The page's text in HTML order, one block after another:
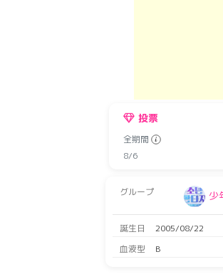
投票
全期間
8/6
グループ 少
誕生日 2005/08/22
血液型
B